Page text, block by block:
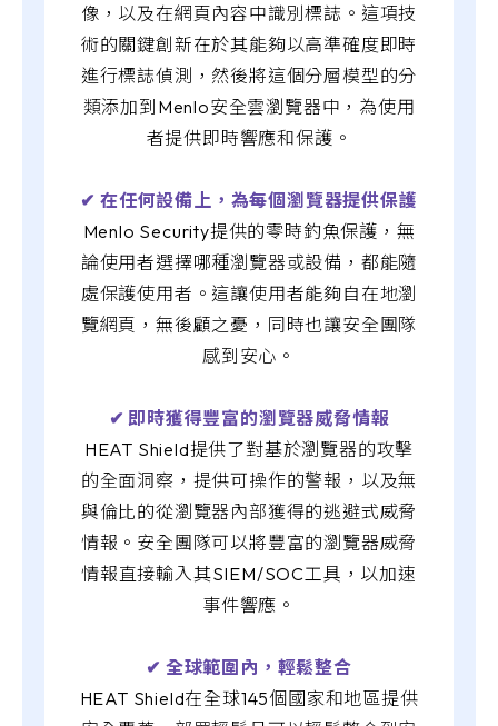
像，以及在網頁內容中識別標誌。這項技
術的關鍵創新在於其能夠以高準確度即時
進行標誌偵測，然後將這個分層模型的分
類添加到Menlo安全雲瀏覽器中，為使用
者提供即時響應和保護。
✔︎ 在任何設備上，為每個瀏覽器提供保護
Menlo Security提供的零時釣魚保護，無
論使用者選擇哪種瀏覽器或設備，都能隨
處保護使用者。這讓使用者能夠自在地瀏
覽網頁，無後顧之憂，同時也讓安全團隊
感到安心。
✔︎ 即時獲得豐富的瀏覽器威脅情報
HEAT Shield提供了對基於瀏覽器的攻擊
的全面洞察，提供可操作的警報，以及無
與倫比的從瀏覽器內部獲得的逃避式威脅
情報。安全團隊可以將豐富的瀏覽器威脅
情報直接輸入其SIEM/SOC工具，以加速
事件響應。
✔︎ 全球範圍內，輕鬆整合
HEAT Shield在全球145個國家和地區提供